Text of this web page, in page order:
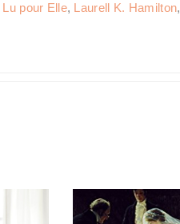
pour Elle, Laurell K. Hamilton,